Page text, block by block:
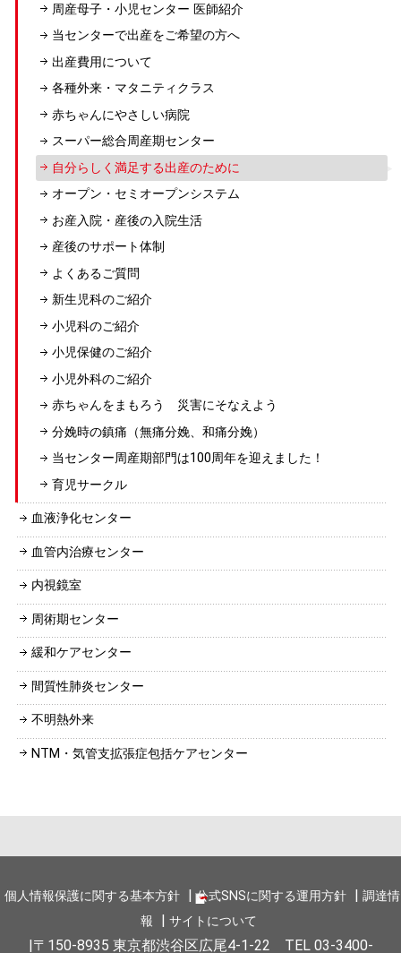
周産母子・小児センター 医師紹介
当センターで出産をご希望の方へ
出産費用について
各種外来・マタニティクラス
赤ちゃんにやさしい病院
スーパー総合周産期センター
自分らしく満足する出産のために
オープン・セミオープンシステム
お産入院・産後の入院生活
産後のサポート体制
よくあるご質問
新生児科のご紹介
小児科のご紹介
小児保健のご紹介
小児外科のご紹介
赤ちゃんをまもろう 災害にそなえよう
分娩時の鎮痛（無痛分娩、和痛分娩）
当センター周産期部門は100周年を迎えました！
育児サークル
血液浄化センター
血管内治療センター
内視鏡室
周術期センター
緩和ケアセンター
間質性肺炎センター
不明熱外来
NTM・気管支拡張症包括ケアセンター
個人情報保護に関する基本方針 公式SNSに関する運用方針
調達情
報
サイトについて
〒150-8935 東京都渋谷区広尾4-1-22 TEL 03-3400-